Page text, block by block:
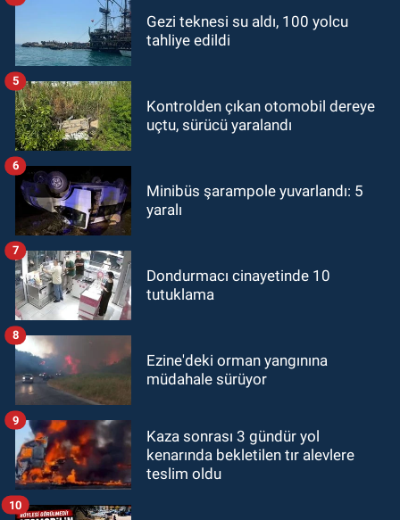
Gezi teknesi su aldı, 100 yolcu
tahliye edildi
Kontrolden çıkan otomobil dereye
uçtu, sürücü yaralandı
5
Minibüs şarampole yuvarlandı: 5
yaralı
6
Dondurmacı cinayetinde 10
tutuklama
7
Ezine'deki orman yangınına
müdahale sürüyor
8
Kaza sonrası 3 gündür yol
kenarında bekletilen tır alevlere
teslim oldu
9
10